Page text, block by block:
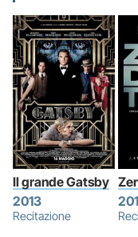
Il grande Gatsby
2013
Recitazione